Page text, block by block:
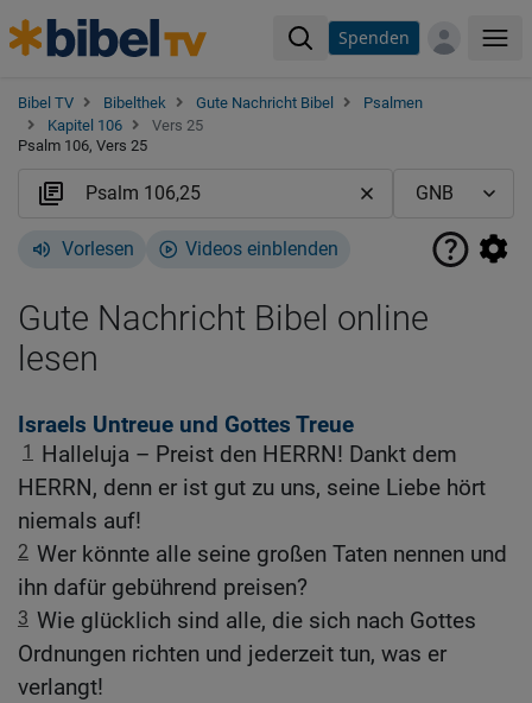
Spenden
Bibel TV Bibelthek Gute Nachricht Bibel
Psalmen
Kapitel 106
Vers 25
Psalm 106, Vers 25
Vorlesen Videos einblenden
Gute Nachricht Bibel online
lesen
Israels Untreue und Gottes Treue
1
Halleluja – Preist den HERRN! Dankt dem
HERRN, denn er ist gut zu uns, seine Liebe hört
niemals auf!
2 Wer könnte alle seine großen Taten nennen und
ihn dafür gebührend preisen?
3 Wie glücklich sind alle, die sich nach Gottes
Ordnungen richten und jederzeit tun, was er
verlangt!